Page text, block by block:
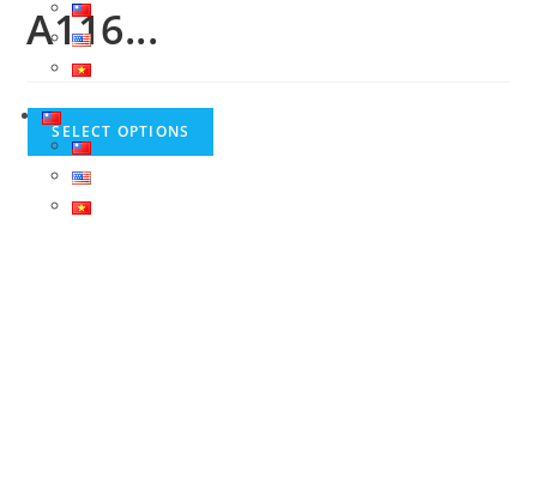
A116...
SELECT OPTIONS